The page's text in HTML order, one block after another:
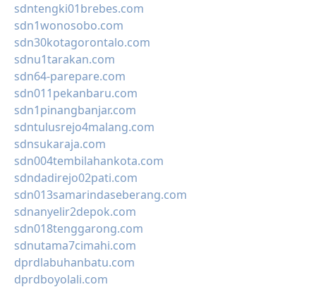
sdntengki01brebes.com
sdn1wonosobo.com
sdn30kotagorontalo.com
sdnu1tarakan.com
sdn64-parepare.com
sdn011pekanbaru.com
sdn1pinangbanjar.com
sdntulusrejo4malang.com
sdnsukaraja.com
sdn004tembilahankota.com
sdndadirejo02pati.com
sdn013samarindaseberang.com
sdnanyelir2depok.com
sdn018tenggarong.com
sdnutama7cimahi.com
dprdlabuhanbatu.com
dprdboyolali.com